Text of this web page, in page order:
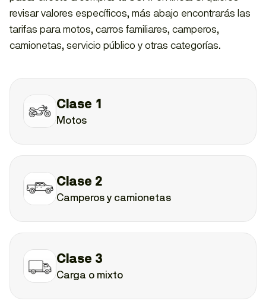
revisar valores específicos, más abajo encontrarás las
tarifas para motos, carros familiares, camperos,
camionetas, servicio público y otras categorías.
Clase 1
Motos
Clase 2
Camperos y camionetas
Clase 3
Carga o mixto